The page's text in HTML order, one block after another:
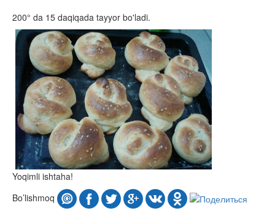
200° da 15 daqiqada tayyor bo'ladi.
Yoqimli ishtaha!
Bo’lishmoq